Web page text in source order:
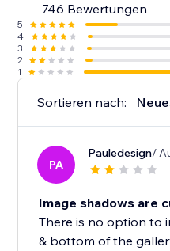
746 Bewertungen
5
4
3
2
1
Sortieren nach:
PA
Pauledesign/
Image shadows are
There is no option to
& bottom of the